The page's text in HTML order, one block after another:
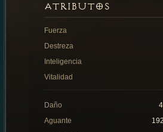
ATRIBUTOS
Fuerza
Destreza
Inteligencia
Vitalidad
Daño
Aguante